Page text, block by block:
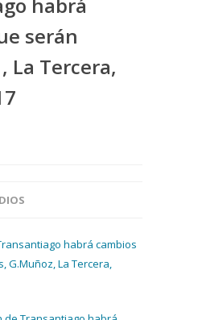
serán
La Tercera,
habrá cambios
G.Muñoz, La Tercera,